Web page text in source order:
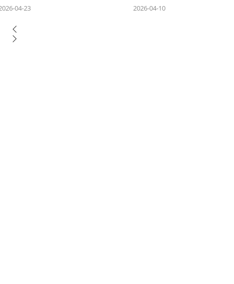
04-10 2026-04-09